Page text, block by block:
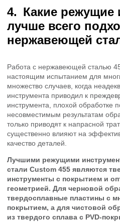
Какие режущие
лучше всего
нержавеющей
Работа с нержавеющей сталью
настоящим испытанием для
множество случаев, когда
инструмента приводил к
инструмента, плохой обработке
несовместимым результатам
только приводят к напрасной
существенно влияют на
качество деталей.
Лучшими режущими
стали Custom 455 являются
инструменты с покрытием и
геометрией. Для черновой
твердосплавные пластины с
покрытием, а для чистовой
из твердого сплава с PVD-